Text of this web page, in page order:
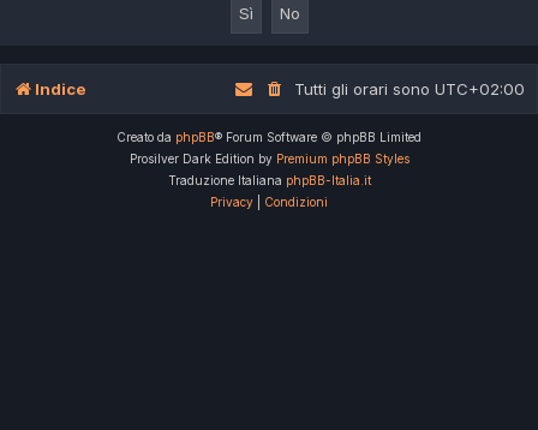
Indice Tutti gli orari sono UTC+02:00
Creato da phpBB® Forum Software © phpBB Limited
Prosilver Dark Edition by Premium phpBB Styles
Traduzione Italiana phpBB-Italia.it
Privacy
Condizioni